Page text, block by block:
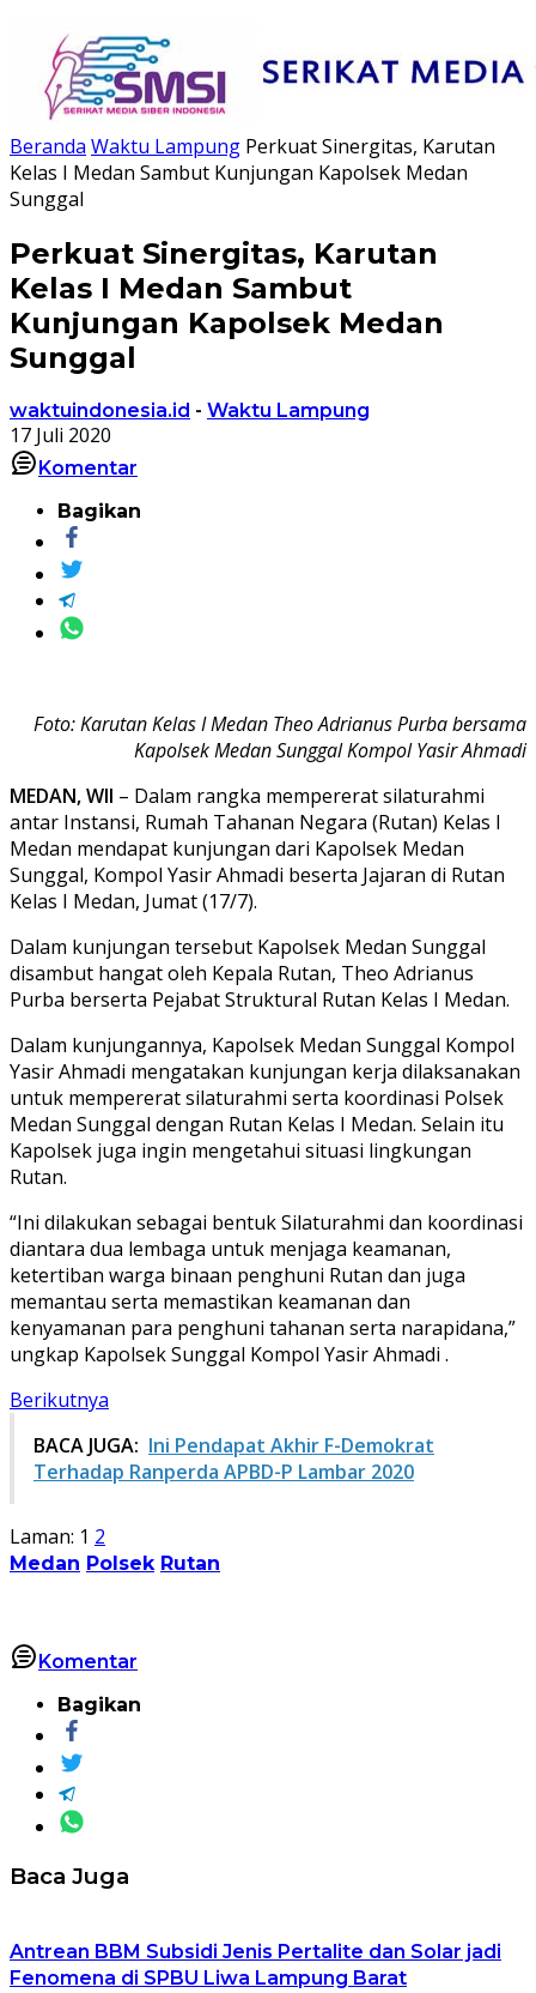
Beranda Waktu Lampung Perkuat Sinergitas, Karutan
Kelas I Medan Sambut Kunjungan Kapolsek Medan
Sunggal
Perkuat Sinergitas, Karutan
Kelas I Medan Sambut
Kunjungan Kapolsek Medan
Sunggal
waktuindonesia.id - Waktu Lampung
17 Juli 2020
Komentar
Bagikan
Foto: Karutan Kelas I Medan Theo Adrianus Purba bersama
Kapolsek Medan Sunggal Kompol Yasir Ahmadi
MEDAN, WII – Dalam rangka mempererat silaturahmi
antar Instansi, Rumah Tahanan Negara (Rutan) Kelas I
Medan mendapat kunjungan dari Kapolsek Medan
Sunggal, Kompol Yasir Ahmadi beserta Jajaran di Rutan
Kelas I Medan, Jumat (17/7).
Dalam kunjungan tersebut Kapolsek Medan Sunggal
disambut hangat oleh Kepala Rutan, Theo Adrianus
Purba berserta Pejabat Struktural Rutan Kelas I Medan.
Dalam kunjungannya, Kapolsek Medan Sunggal Kompol
Yasir Ahmadi mengatakan kunjungan kerja dilaksanakan
untuk mempererat silaturahmi serta koordinasi Polsek
Medan Sunggal dengan Rutan Kelas I Medan. Selain itu
Kapolsek juga ingin mengetahui situasi lingkungan
Rutan.
“Ini dilakukan sebagai bentuk Silaturahmi dan koordinasi
diantara dua lembaga untuk menjaga keamanan,
ketertiban warga binaan penghuni Rutan dan juga
memantau serta memastikan keamanan dan
kenyamanan para penghuni tahanan serta narapidana,”
ungkap Kapolsek Sunggal Kompol Yasir Ahmadi .
Berikutnya
BACA JUGA: Ini Pendapat Akhir F-Demokrat
Terhadap Ranperda APBD-P Lambar 2020
Laman: 1 2
Medan Polsek Rutan
Komentar
Bagikan
Baca Juga
Antrean BBM Subsidi Jenis Pertalite dan Solar jadi
Fenomena di SPBU Liwa Lampung Barat